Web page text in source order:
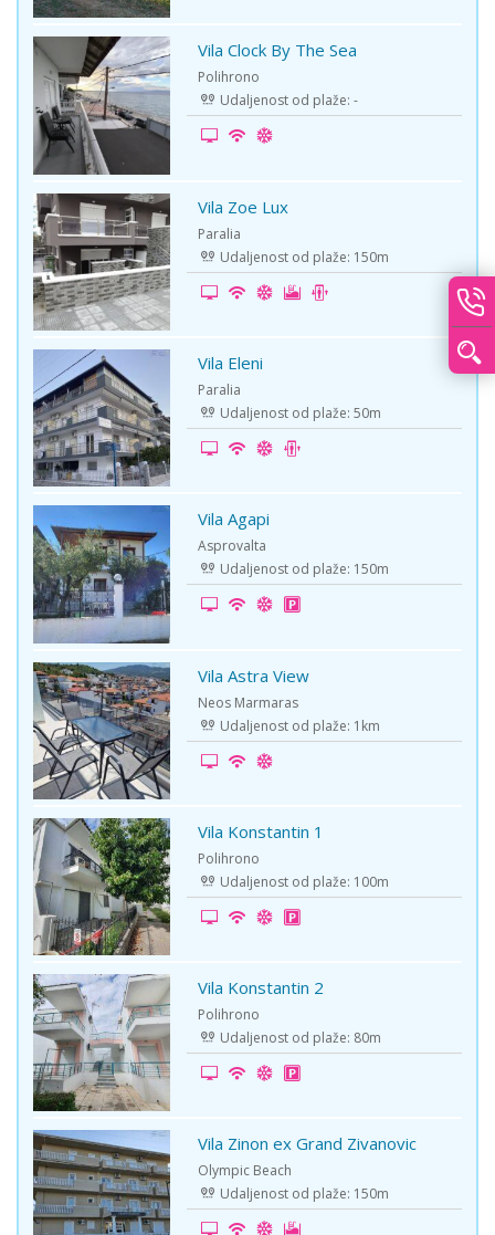
-10% Vila Clock By The Sea
Polihrono
Udaljenost od plaže: -
-5% Vila Zoe Lux
Paralia
Udaljenost od plaže: 150m
-5% Vila Eleni
Paralia
Udaljenost od plaže: 50m
-15% Vila Agapi
Asprovalta
Udaljenost od plaže: 150m
-5% Vila Astra View
Neos Marmaras
Udaljenost od plaže: 1km
-20% Vila Konstantin 1
Polihrono
Udaljenost od plaže: 100m
-10% Vila Konstantin 2
Polihrono
Udaljenost od plaže: 80m
-5% Vila Zinon ex Grand Zivanovic
Olympic Beach
Udaljenost od plaže: 150m